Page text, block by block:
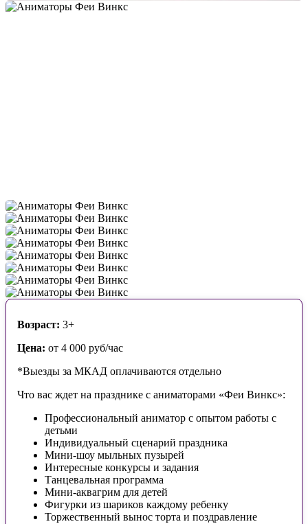
Возраст: 3+
Цена: от 4 000 руб/час
*Выезды за МКАД оплачиваются отдельно
Что вас ждет на празднике с аниматорами «Феи Винкс»:
Профессиональный аниматор с опытом работы с
детьми
Индивидуальный сценарий праздника
Мини-шоу мыльных пузырей
Интересные конкурсы и задания
Танцевальная программа
Мини-аквагрим для детей
Фигурки из шариков каждому ребенку
Торжественный вынос торта и поздравление